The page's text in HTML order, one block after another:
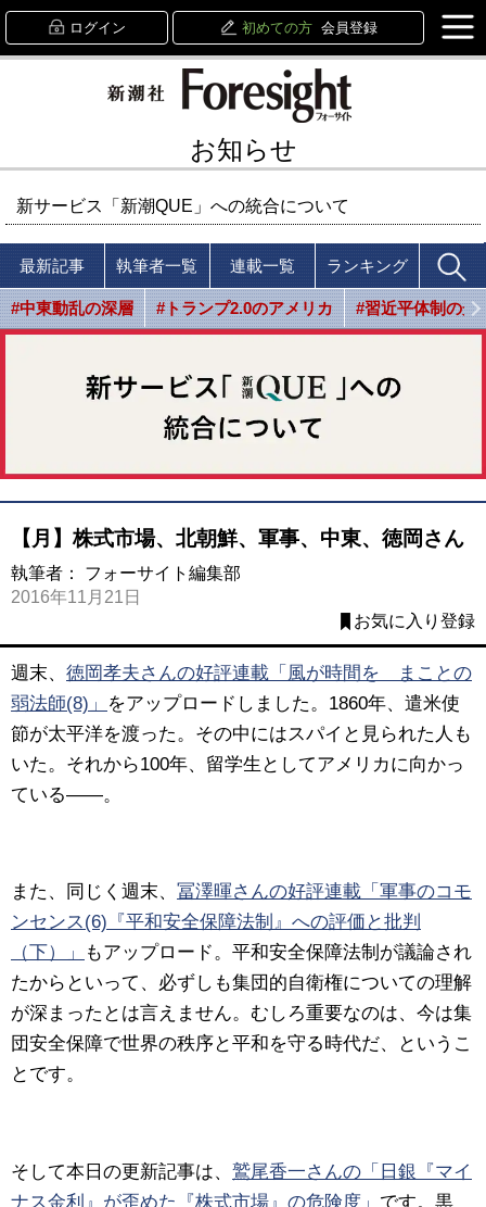
ログイン 初めての方 会員登録
お知らせ
新サービス「新潮QUE」への統合について
最新記事 執筆者一覧 連載一覧 ランキング
#中東動乱の深層 #トランプ2.0のアメリカ #習近平体制の光
【月】株式市場、北朝鮮、軍事、中東、徳岡さん
執筆者： フォーサイト編集部
2016年11月21日
お気に入り登録
週末、 徳岡孝夫さんの好評連載「風が時間を まことの
弱法師(8)」
をアップロードしました。 1860年、遣米使
節が太平洋を渡った。その中にはスパイと見られた人も
いた。それから100年、留学生としてアメリカに向かっ
ている――。
また、同じく週末、 冨澤暉さんの好評連載「軍事のコモ
ンセンス(6)『平和安全保障法制』への評価と批判
（下）」
もアップロード。 平和安全保障法制が議論され
たからといって、必ずしも集団的自衛権についての理解
が深まったとは言えません。むしろ重要なのは、今は集
団安全保障で世界の秩序と平和を守る時代だ、というこ
とです。
そして本日の更新記事は、 鷲尾香一さんの「日銀『マイ
ナス金利』が歪めた『株式市場』の危険度」 です。 黒